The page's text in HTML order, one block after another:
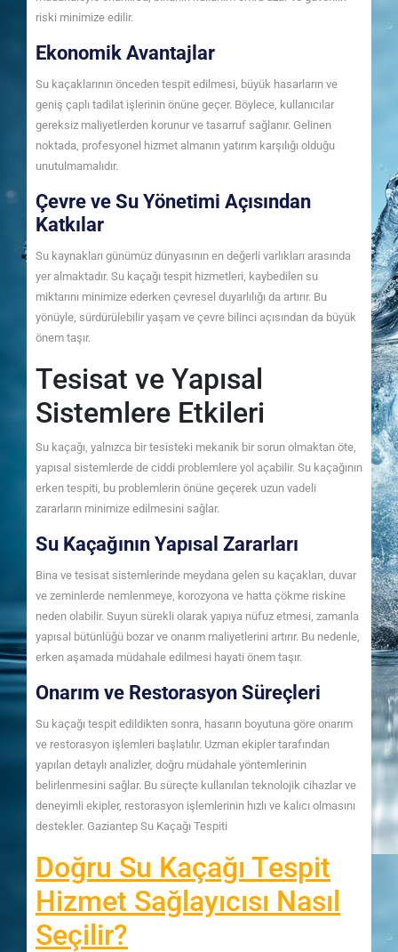
riski minimize edilir.
Ekonomik Avantajlar
Su kaçaklarının önceden tespit edilmesi, büyük hasarların ve
geniş çaplı tadilat işlerinin önüne geçer. Böylece, kullanıcılar
gereksiz maliyetlerden korunur ve tasarruf sağlanır. Gelinen
noktada, profesyonel hizmet almanın yatırım karşılığı olduğu
unutulmamalıdır.
Çevre ve Su Yönetimi Açısından
Katkılar
Su kaynakları günümüz dünyasının en değerli varlıkları arasında
yer almaktadır. Su kaçağı tespit hizmetleri, kaybedilen su
miktarını minimize ederken çevresel duyarlılığı da artırır. Bu
yönüyle, sürdürülebilir yaşam ve çevre bilinci açısından da büyük
önem taşır.
Tesisat ve Yapısal
Sistemlere Etkileri
Su kaçağı, yalnızca bir tesisteki mekanik bir sorun olmaktan öte,
yapısal sistemlerde de ciddi problemlere yol açabilir. Su kaçağının
erken tespiti, bu problemlerin önüne geçerek uzun vadeli
zararların minimize edilmesini sağlar.
Su Kaçağının Yapısal Zararları
Bina ve tesisat sistemlerinde meydana gelen su kaçakları, duvar
ve zeminlerde nemlenmeye, korozyona ve hatta çökme riskine
neden olabilir. Suyun sürekli olarak yapıya nüfuz etmesi, zamanla
yapısal bütünlüğü bozar ve onarım maliyetlerini artırır. Bu nedenle,
erken aşamada müdahale edilmesi hayati önem taşır.
Onarım ve Restorasyon Süreçleri
Su kaçağı tespit edildikten sonra, hasarın boyutuna göre onarım
ve restorasyon işlemleri başlatılır. Uzman ekipler tarafından
yapılan detaylı analizler, doğru müdahale yöntemlerinin
belirlenmesini sağlar. Bu süreçte kullanılan teknolojik cihazlar ve
deneyimli ekipler, restorasyon işlemlerinin hızlı ve kalıcı olmasını
destekler. Gaziantep Su Kaçağı Tespiti
Doğru Su Kaçağı Tespit
Hizmet Sağlayıcısı Nasıl
Seçilir?